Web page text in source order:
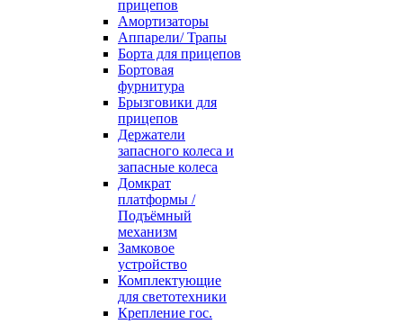
прицепов
Амортизаторы
Аппарели/ Трапы
Борта для прицепов
Бортовая
фурнитура
Брызговики для
прицепов
Держатели
запасного колеса и
запасные колеса
Домкрат
платформы /
Подъёмный
механизм
Замковое
устройство
Комплектующие
для светотехники
Крепление гос.